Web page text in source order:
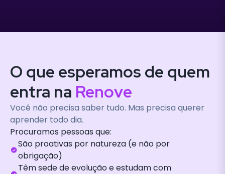
O que esperamos de quem
entra na Renove
Você não precisa saber tudo. Mas precisa querer
aprender todo dia.
Procuramos pessoas que:
São proativas por natureza (e não por
obrigação)
Têm sede de evolução e estudam com